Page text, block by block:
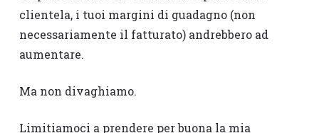
clientela, i tuoi margini di guadagno (non
necessariamente il fatturato) andrebbero ad
aumentare.
Ma non divaghiamo.
Limitiamoci a prendere per buona la mia